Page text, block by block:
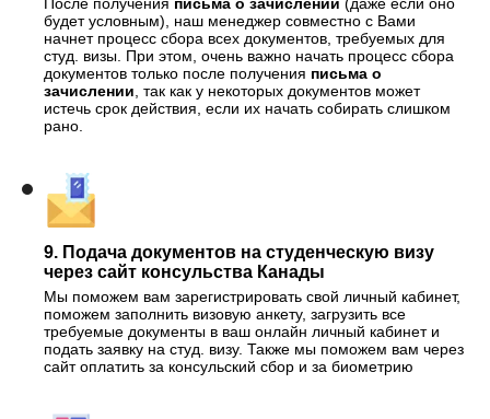
После получения письма о зачислении (даже если оно
будет условным), наш менеджер совместно с Вами
начнет процесс сбора всех документов, требуемых для
студ. визы. При этом, очень важно начать процесс сбора
документов только после получения письма о
зачислении, так как у некоторых документов может
истечь срок действия, если их начать собирать слишком
рано.
9. Подача документов на студенческую визу
через сайт консульства Канады
Мы поможем вам зарегистрировать свой личный кабинет,
поможем заполнить визовую анкету, загрузить все
требуемые документы в ваш онлайн личный кабинет и
подать заявку на студ. визу. Также мы поможем вам через
сайт оплатить за консульский сбор и за биометрию